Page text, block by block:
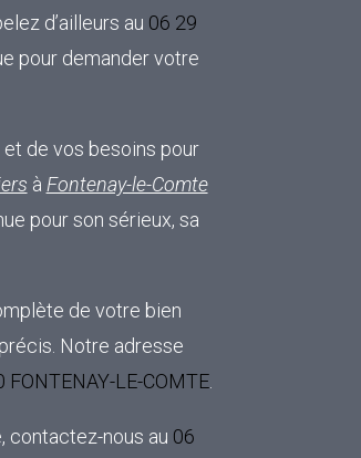
d’ailleurs au 06 29
pour demander votre
de vos besoins pour
à Fontenay-le-Comte
pour son sérieux, sa
de votre bien
Notre adresse
LE-COMTE.
contactez-nous au 06